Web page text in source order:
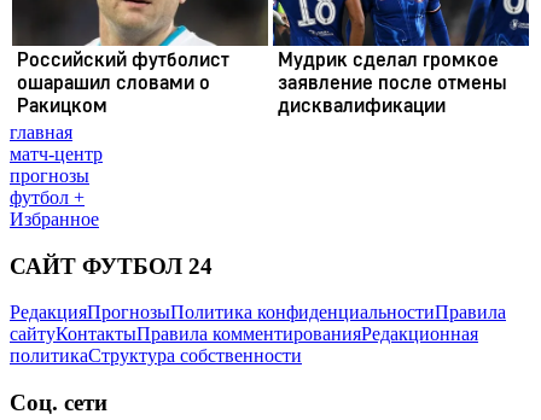
главная
матч-центр
прогнозы
футбол +
Избранное
САЙТ ФУТБОЛ 24
РедакцияПрогнозыПолитика конфиденциальностиПравила
сайтуКонтактыПравила комментированияРедакционная
политикаСтруктура собственности
Соц. сети